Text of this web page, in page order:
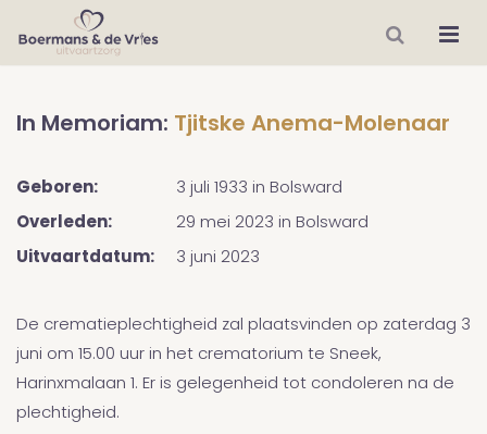
In Memoriam: Tjitske Anema-Molenaar
Geboren: 3 juli 1933 in Bolsward
Overleden: 29 mei 2023 in Bolsward
Uitvaartdatum: 3 juni 2023
De crematieplechtigheid zal plaatsvinden op zaterdag 3
juni om 15.00 uur in het crematorium te Sneek,
Harinxmalaan 1. Er is gelegenheid tot condoleren na de
plechtigheid.